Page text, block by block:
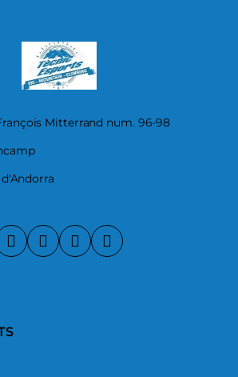
Mitterrand num. 96-98